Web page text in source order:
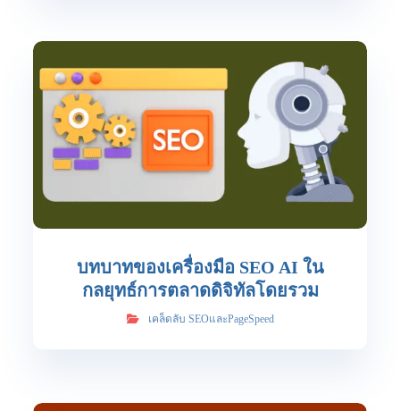
บทบาทของเครื่องมือ SEO AI ใน
กลยุทธ์การตลาดดิจิทัลโดยรวม
เคล็ดลับ SEOและPageSpeed